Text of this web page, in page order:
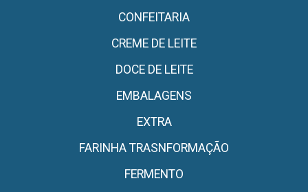
CONFEITARIA
CREME DE LEITE
DOCE DE LEITE
EMBALAGENS
EXTRA
FARINHA TRASNFORMAÇÃO
FERMENTO